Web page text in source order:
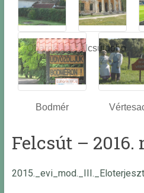
Óbarok
Alcsútdobo
z
Bodmér
Felcsút – 2016.